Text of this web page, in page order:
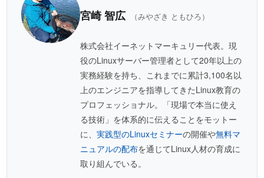
宮崎 智広 （みやざき ともひろ）
株式会社イーネットマーキュリー代表。現
役のLinuxサーバー管理者として20年以上の
実務経験を持ち、これまでに累計3,100名以
上のエンジニアを指導してきたLinux教育の
プロフェッショナル。「現場で本当に使え
る技術」を体系的に伝えることをモットー
に、実践型のLinuxセミナーの開催や無料マ
ニュアルの配布を通じてLinux人材の育成に
取り組んでいる。